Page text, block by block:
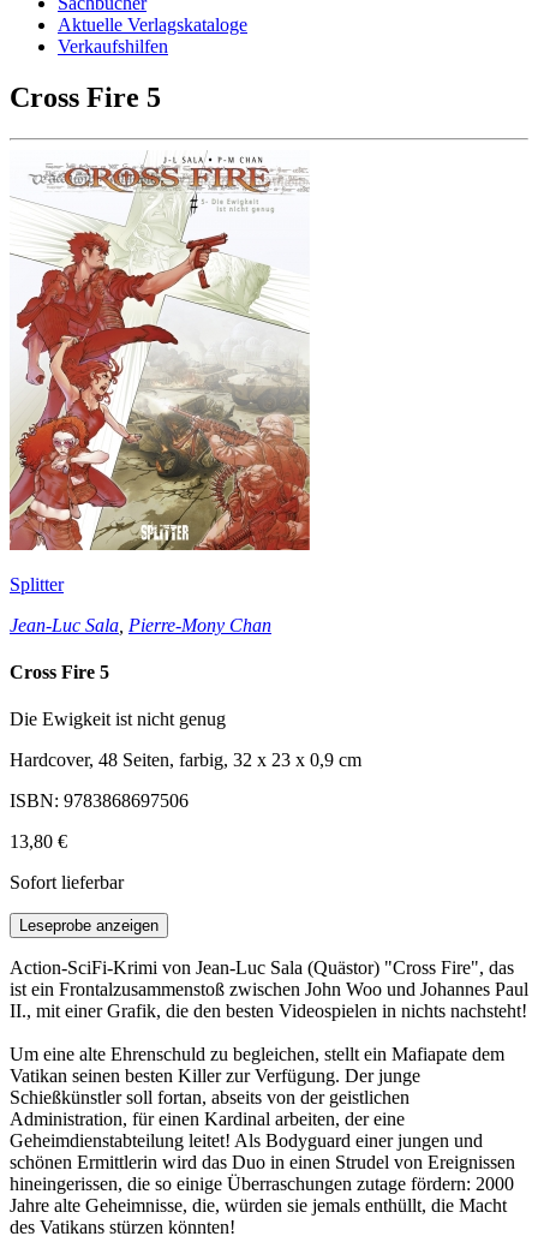
Aktuelle Verlagskataloge
Verkaufshilfen
Cross Fire 5
Splitter
Jean-Luc Sala Pierre-Mony Chan
Cross Fire 5
Die Ewigkeit ist nicht genug
Hardcover, 48 Seiten, farbig, 32 x 23 x 0,9 cm
ISBN: 9783868697506
13,80 €
Sofort lieferbar
Leseprobe anzeigen
Action-SciFi-Krimi von Jean-Luc Sala (Quästor) "Cross Fire", das
ist ein Frontalzusammenstoß zwischen John Woo und Johannes Paul
II., mit einer Grafik, die den besten Videospielen in nichts nachsteht!
Um eine alte Ehrenschuld zu begleichen, stellt ein Mafiapate dem
Vatikan seinen besten Killer zur Verfügung. Der junge
Schießkünstler soll fortan, abseits von der geistlichen
Administration, für einen Kardinal arbeiten, der eine
Geheimdienstabteilung leitet! Als Bodyguard einer jungen und
schönen Ermittlerin wird das Duo in einen Strudel von Ereignissen
hineingerissen, die so einige Überraschungen zutage fördern: 2000
Jahre alte Geheimnisse, die, würden sie jemals enthüllt, die Macht
des Vatikans stürzen könnten!